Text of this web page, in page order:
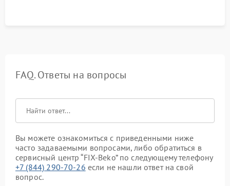
FAQ. Ответы на вопросы
Вы можете ознакомиться с приведенными ниже
часто задаваемыми вопросами, либо обратиться в
сервисный центр “FIX-Beko” по следующему телефону
+7 (844) 290-70-26 если не нашли ответ на свой
вопрос.